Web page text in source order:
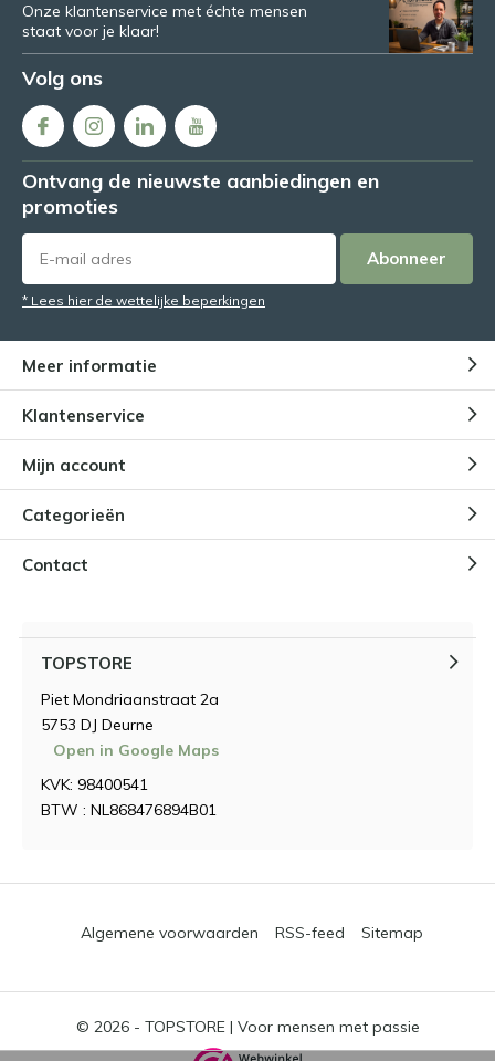
Onze klantenservice met échte mensen
staat voor je klaar!
Volg ons
Ontvang de nieuwste aanbiedingen en
promoties
Abonneer
* Lees hier de wettelijke beperkingen
Meer informatie
Klantenservice
Mijn account
Categorieën
Contact
TOPSTORE
Piet Mondriaanstraat 2a
5753 DJ Deurne
Open in Google Maps
KVK: 98400541
BTW : NL868476894B01
© 2026 - TOPSTORE | Voor mensen met passie
Algemene voorwaarden RSS-feed Sitemap